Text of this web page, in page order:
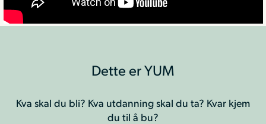
Dette er YUM
Kva skal du bli? Kva utdanning skal du ta? Kvar kjem
du til å bu?